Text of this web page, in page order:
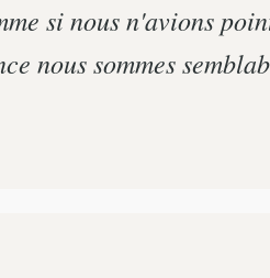
si nous n'avions
nous sommes